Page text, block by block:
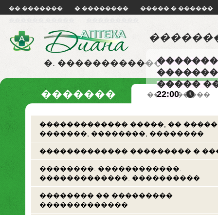
�� ������� � ��������
����� � ������
�. ������������
�����
22:00
������� �� �������
������������� �����, ��
�������, ��������, ��������
������������� ��������� �
��������. ������������.
�������������. ����������
�������� �� ���������
�������������